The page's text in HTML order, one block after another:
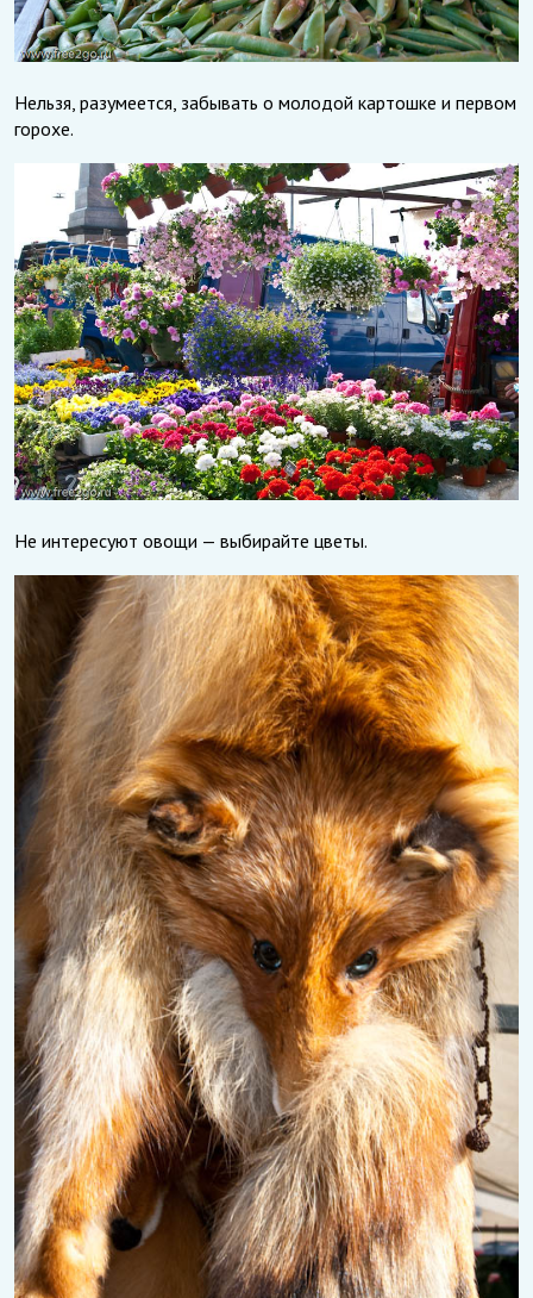
Нельзя, разумеется, забывать о молодой картошке и первом
горохе.
Не интересуют овощи — выбирайте цветы.